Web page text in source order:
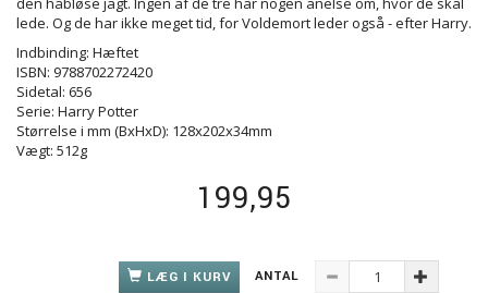
lede. Og de har ikke meget tid, for Voldemort leder også - efter Harry.
Indbinding: Hæftet
ISBN: 9788702272420
Sidetal: 656
Serie: Harry Potter
Størrelse i mm (BxHxD): 128x202x34mm
Vægt: 512g
199,95
LÆG I KURV ANTAL